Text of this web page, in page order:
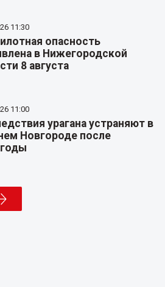
11:30
опасность
в Нижегородской
8 августа
11:00
урагана устраняют в
Новгороде после